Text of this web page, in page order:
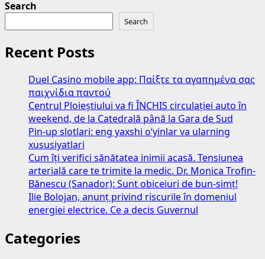
Search
Search
Recent Posts
Duel Casino mobile app: Παίξτε τα αγαπημένα σας
παιχνίδια παντού
Centrul Ploieștiului va fi ÎNCHIS circulației auto în
weekend, de la Catedrală până la Gara de Sud
Pin-up slotlari: eng yaxshi o‘yinlar va ularning
xususiyatlari
Cum îți verifici sănătatea inimii acasă. Tensiunea
arterială care te trimite la medic. Dr. Monica Trofin-
Bănescu (Sanador): Sunt obiceiuri de bun-simț!
Ilie Bolojan, anunț privind riscurile în domeniul
energiei electrice. Ce a decis Guvernul
Categories